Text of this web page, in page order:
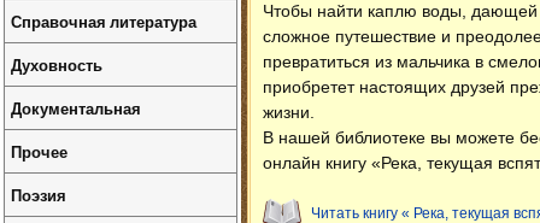
Чтобы найти каплю воды, дающей
сложное путешествие и
превратиться из мальчика в
приобретет настоящих друзей
жизни.
В нашей библиотеке вы можете
онлайн книгу «Река, текущая
Читать книгу « Река, текущая
Справочная литература
Духовность
Документальная
Прочее
Поэзия